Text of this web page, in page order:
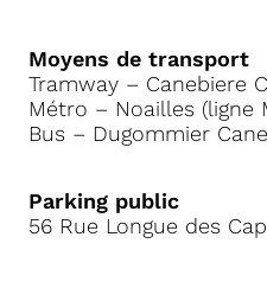
Moyens de transport
Tramway – Canebiere
Métro – Noailles (ligne
Bus – Dugommier
Parking public
56 Rue Longue des